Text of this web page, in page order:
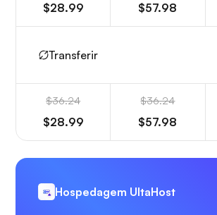
$28.99 $57.98
Transferir
$36.24
$28.99
$36.24
$57.98
Hospedagem UltaHost